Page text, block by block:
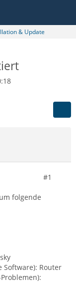
& Update
#1
folgende
Router